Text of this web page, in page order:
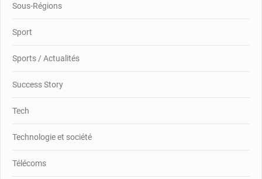
Sous-Régions
Sport
Sports / Actualités
Success Story
Tech
Technologie et société
Télécoms